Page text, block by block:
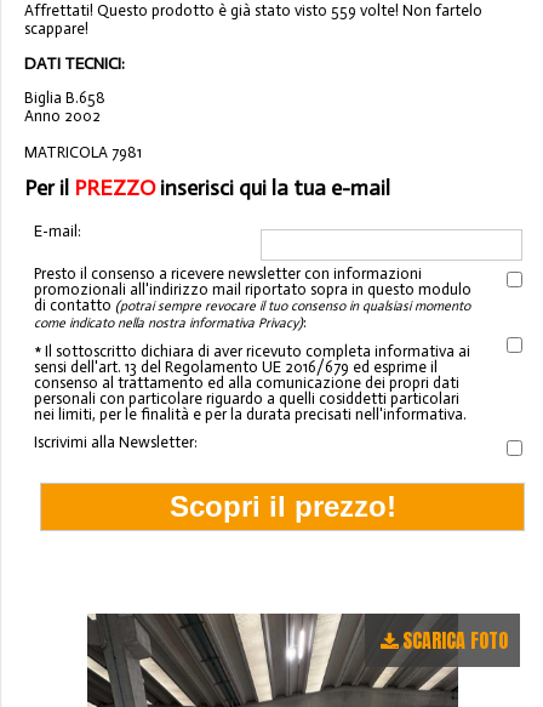
Affrettati! Questo prodotto è già stato visto 559 volte! Non fartelo
scappare!
DATI TECNICI:
Biglia B.658
Anno 2002
MATRICOLA 7981
Per il PREZZOinserisci qui la tua e-mail
E-mail:
Presto il consenso a ricevere newsletter con informazioni
promozionali all'indirizzo mail riportato sopra in questo modulo
di contatto (potrai sempre revocare il tuo consenso in qualsiasi momento
come indicato nella nostra informativa Privacy):
* Il sottoscritto dichiara di aver ricevuto completa informativa ai
sensi dell'art. 13 del Regolamento UE 2016/679 ed esprime il
consenso al trattamento ed alla comunicazione dei propri dati
personali con particolare riguardo a quelli cosiddetti particolari
nei limiti, per le finalità e per la durata precisati nell'informativa.
Iscrivimi alla Newsletter:
SCARICA FOTO